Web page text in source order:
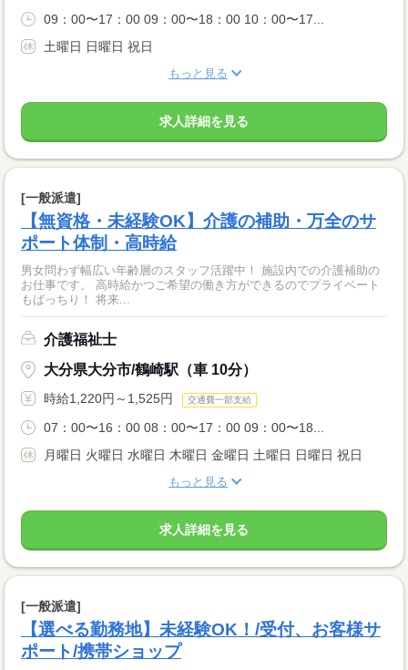
09：00〜17：00 09：00〜18：00 10：00〜17...
土曜日 日曜日 祝日
もっと見る
求人詳細を見る
[一般派遣]
【無資格・未経験OK】介護の補助・万全のサ
ポート体制・高時給
男女問わず幅広い年齢層のスタッフ活躍中！ 施設内での介護補助の
お仕事です。 高時給かつご希望の働き方ができるのでプライベート
もばっちり！ 将来...
介護福祉士
大分県大分市/鶴崎駅（車 10分）
時給1,220円～1,525円 交通費一部支給
07：00〜16：00 08：00〜17：00 09：00〜18...
月曜日 火曜日 水曜日 木曜日 金曜日 土曜日 日曜日 祝日
もっと見る
求人詳細を見る
[一般派遣]
【選べる勤務地】未経験OK！/受付、お客様サ
ポート/携帯ショップ